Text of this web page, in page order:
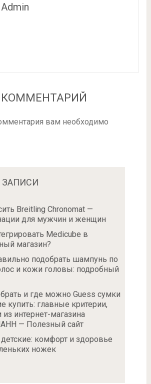
Admin
вам необходимо
ЗАПИСИ
Breitling Chronomat —
для мужчин и женщин
Medicube в
магазин?
подобрать шампунь по
и кожи головы: подробный
и где можно Guess сумки
купить: главные критерии,
интернет-магазина
— Полезный сайт
комфорт и здоровье
ножек